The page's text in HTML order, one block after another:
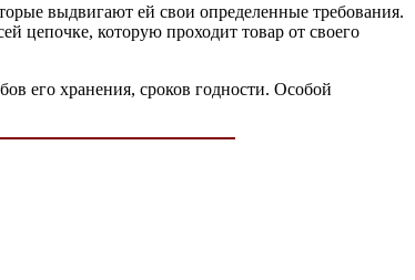
выдвигают ей свои определенные требования.
цепочке, которую проходит товар от своего
его хранения, сроков годности. Особой